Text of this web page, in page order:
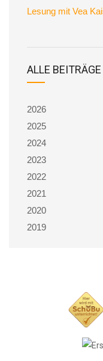
Lesung mit Vea
ALLE BEITRÄGE
2026
2025
2024
2023
2022
2021
2020
2019